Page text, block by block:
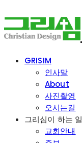
GRISIM
인사말
About
사진촬영
오시는길
그리심이 하는 일
교회안내